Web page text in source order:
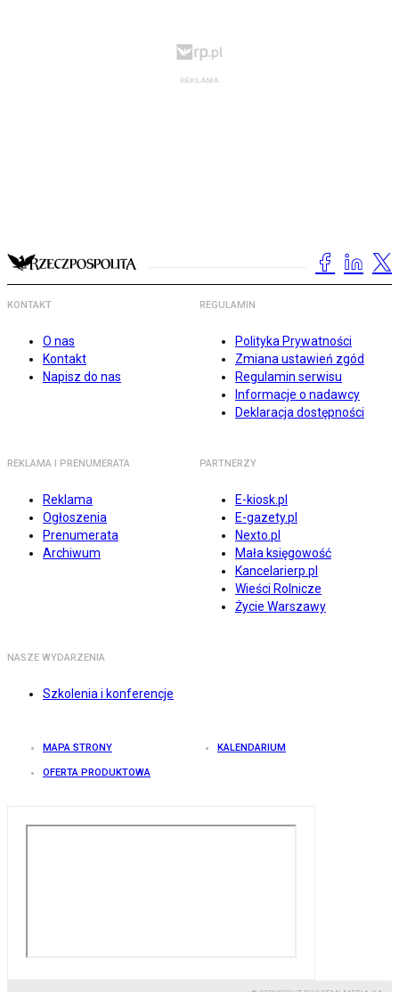
KONTAKT
O nas
Kontakt
Napisz do nas
REGULAMIN
Polityka Prywatności
Zmiana ustawień zgód
Regulamin serwisu
Informacje o nadawcy
Deklaracja dostępności
REKLAMA I PRENUMERATA
Reklama
Ogłoszenia
Prenumerata
Archiwum
PARTNERZY
E-kiosk.pl
E-gazety.pl
Nexto.pl
Mała księgowość
Kancelarierp.pl
Wieści Rolnicze
Życie Warszawy
NASZE WYDARZENIA
Szkolenia i konferencje
MAPA STRONY KALENDARIUM
OFERTA PRODUKTOWA